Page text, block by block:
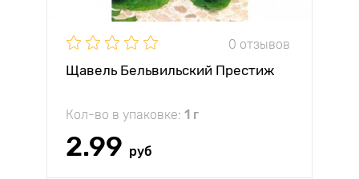
0 отзывов
Щавель Бельвильский Престиж
Кол-во в упаковке: 1 г
2.99 руб